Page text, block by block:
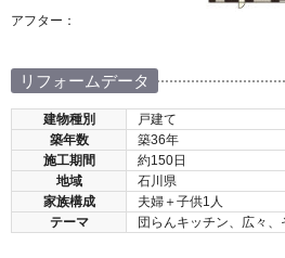
アフター：
リフォームデータ
建物種別
戸建て
築年数
築36年
施工期間
約150日
地域
石川県
家族構成
夫婦＋子供1人
テーマ
団らんキッチン、広々、